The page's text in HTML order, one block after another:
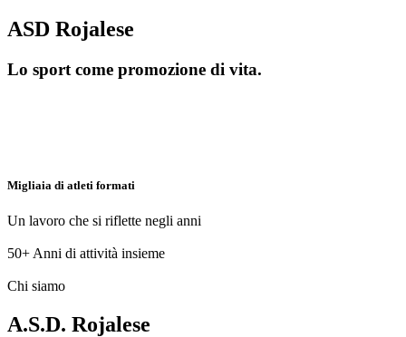
ASD Rojalese
Lo sport come promozione di vita.
Migliaia di atleti formati
Un lavoro che si riflette negli anni
50+ Anni di attività insieme
Chi siamo
A.S.D. Rojalese